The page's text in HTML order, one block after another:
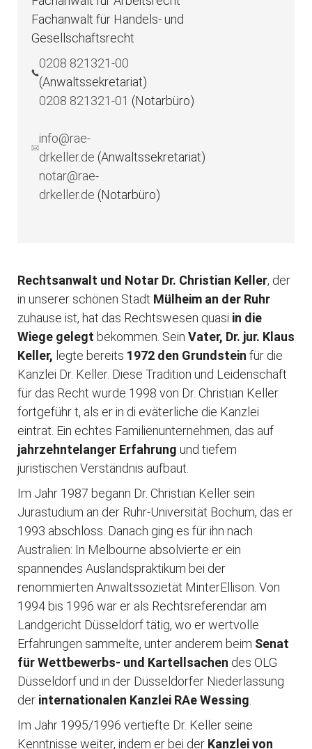
Fachanwalt für Handels- und
Gesellschaftsrecht
0208 821321-00
(Anwaltssekretariat)
0208 821321-01 (Notarbüro)
info@rae-
drkeller.de (Anwaltssekretariat)
notar@rae-
drkeller.de (Notarbüro)
Rechtsanwalt und Notar Dr. Christian Keller, der
in unserer schönen Stadt Mülheim an der Ruhr
zuhause ist, hat das Rechtswesen quasi in die
Wiege gelegt bekommen. Sein Vater, Dr. jur. Klaus
Keller, legte bereits 1972 den Grundstein für die
Kanzlei Dr. Keller. Diese Tradition und Leidenschaft
für das Recht wurde 1998 von Dr. Christian Keller
fortgeführ t, als er in di eväterliche die Kanzlei
eintrat. Ein echtes Familienunternehmen, das auf
jahrzehntelanger Erfahrung und tiefem
juristischen Verständnis aufbaut.
Im Jahr 1987 begann Dr. Christian Keller sein
Jurastudium an der Ruhr-Universität Bochum, das er
1993 abschloss. Danach ging es für ihn nach
Australien: In Melbourne absolvierte er ein
spannendes Auslandspraktikum bei der
renommierten Anwaltssozietät MinterEllison. Von
1994 bis 1996 war er als Rechtsreferendar am
Landgericht Düsseldorf tätig, wo er wertvolle
Erfahrungen sammelte, unter anderem beim Senat
für Wettbewerbs- und Kartellsachen des OLG
Düsseldorf und in der Düsseldorfer Niederlassung
der internationalen Kanzlei RAe Wessing
Im Jahr 1995/1996 vertiefte Dr. Keller seine
Kenntnisse weiter, indem er bei der Kanzlei von